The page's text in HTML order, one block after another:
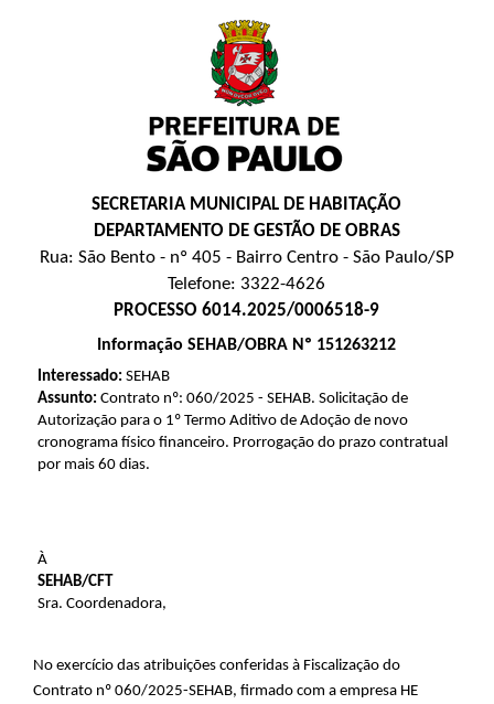
SECRETARIA MUNICIPAL DE HABITAÇÃO
DEPARTAMENTO DE GESTÃO DE OBRAS
Rua: São Bento - nº 405 - Bairro Centro - São Paulo/SP
Telefone: 3322-4626
PROCESSO 6014.2025/0006518-9
Informação SEHAB/OBRA Nº 151263212
Interessado: SEHAB
Assunto: Contrato nº: 060/2025 - SEHAB. Solicitação de
Autorização para o 1º Termo Aditivo de Adoção de novo
cronograma físico financeiro. Prorrogação do prazo contratual
por mais 60 dias.
À
SEHAB/CFT
Sra. Coordenadora,
No exercício das atribuições conferidas à Fiscalização do
Contrato nº 060/2025-SEHAB, firmado com a empresa HE